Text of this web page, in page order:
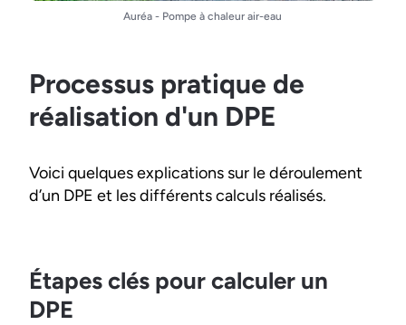
Auréa - Pompe à chaleur air-eau
Processus pratique de
réalisation d'un DPE
Voici quelques explications sur le déroulement
d’un DPE et les différents calculs réalisés.
Étapes clés pour calculer un
DPE